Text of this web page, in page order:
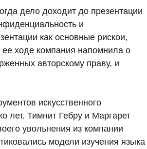
дело доходит до презентации
и
как основные рискои,
ее ходе компания напомнила о
авторскому праву, и
искусственного
лет. Тимнит Гебру и Маргарет
увольнения из компании
модели изучения языка